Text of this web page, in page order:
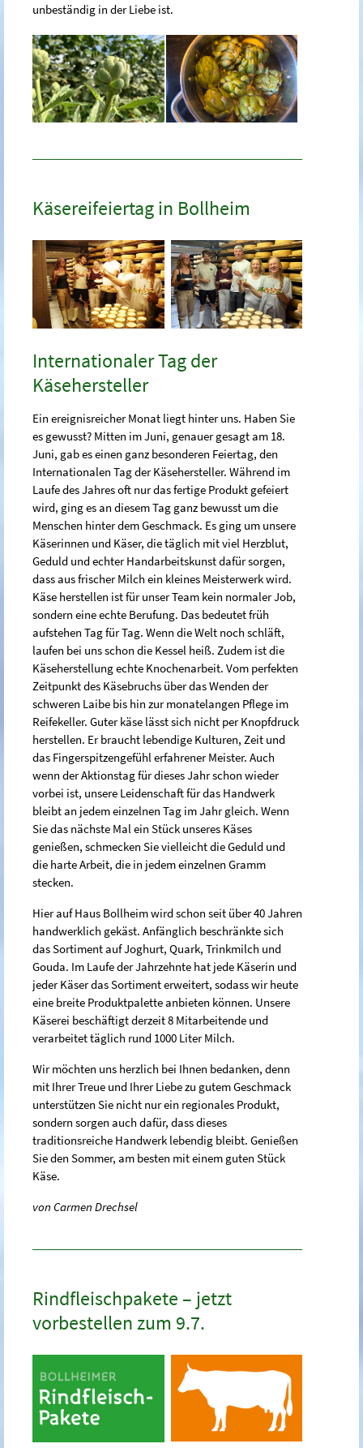
unbeständig in der Liebe ist.
Käsereifeiertag in Bollheim
Internationaler Tag der
Käsehersteller
Ein ereignisreicher Monat liegt hinter uns. Haben Sie
es gewusst? Mitten im Juni, genauer gesagt am 18.
Juni, gab es einen ganz besonderen Feiertag, den
Internationalen Tag der Käsehersteller. Während im
Laufe des Jahres oft nur das fertige Produkt gefeiert
wird, ging es an diesem Tag ganz bewusst um die
Menschen hinter dem Geschmack. Es ging um unsere
Käserinnen und Käser, die täglich mit viel Herzblut,
Geduld und echter Handarbeitskunst dafür sorgen,
dass aus frischer Milch ein kleines Meisterwerk wird.
Käse herstellen ist für unser Team kein normaler Job,
sondern eine echte Berufung. Das bedeutet früh
aufstehen Tag für Tag. Wenn die Welt noch schläft,
laufen bei uns schon die Kessel heiß. Zudem ist die
Käseherstellung echte Knochenarbeit. Vom perfekten
Zeitpunkt des Käsebruchs über das Wenden der
schweren Laibe bis hin zur monatelangen Pflege im
Reifekeller. Guter käse lässt sich nicht per Knopfdruck
herstellen. Er braucht lebendige Kulturen, Zeit und
das Fingerspitzengefühl erfahrener Meister. Auch
wenn der Aktionstag für dieses Jahr schon wieder
vorbei ist, unsere Leidenschaft für das Handwerk
bleibt an jedem einzelnen Tag im Jahr gleich. Wenn
Sie das nächste Mal ein Stück unseres Käses
genießen, schmecken Sie vielleicht die Geduld und
die harte Arbeit, die in jedem einzelnen Gramm
stecken.
Hier auf Haus Bollheim wird schon seit über 40 Jahren
handwerklich gekäst. Anfänglich beschränkte sich
das Sortiment auf Joghurt, Quark, Trinkmilch und
Gouda. Im Laufe der Jahrzehnte hat jede Käserin und
jeder Käser das Sortiment erweitert, sodass wir heute
eine breite Produktpalette anbieten können. Unsere
Käserei beschäftigt derzeit 8 Mitarbeitende und
verarbeitet täglich rund 1000 Liter Milch.
Wir möchten uns herzlich bei Ihnen bedanken, denn
mit Ihrer Treue und Ihrer Liebe zu gutem Geschmack
unterstützen Sie nicht nur ein regionales Produkt,
sondern sorgen auch dafür, dass dieses
traditionsreiche Handwerk lebendig bleibt. Genießen
Sie den Sommer, am besten mit einem guten Stück
Käse.
von Carmen Drechsel
Rindfleischpakete – jetzt
vorbestellen zum 9.7.